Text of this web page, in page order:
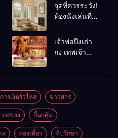
จุดที่ควรระวัง!
ห้องนั่งเล่นที่
พลังชีวิต
เจ้าพ่อปึงเถ่า
กง เทพเจ้า
การเงินรั่วไหล ข่าวสาร
งสรวง จี้นกคุ้ม
ล ท่องเที่ยว ที่ปรึกษา